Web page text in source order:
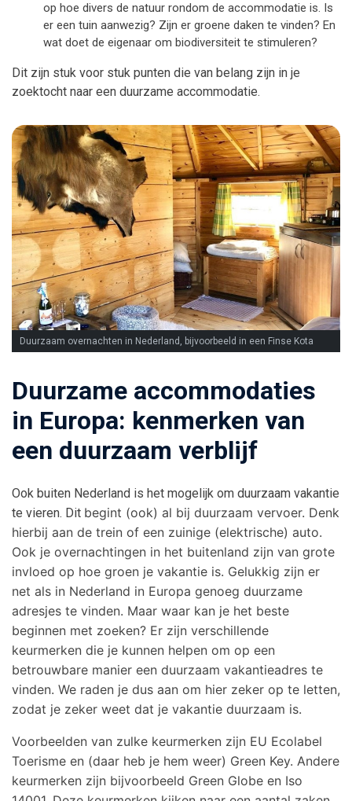
op hoe divers de natuur rondom de accommodatie is. Is
er een tuin aanwezig? Zijn er groene daken te vinden? En
wat doet de eigenaar om biodiversiteit te stimuleren?
Dit zijn stuk voor stuk punten die van belang zijn in je
zoektocht naar een duurzame accommodatie.
Duurzaam overnachten in Nederland, bijvoorbeeld in een Finse Kota
Duurzame accommodaties
in Europa: kenmerken van
een duurzaam verblijf
Ook buiten Nederland is het mogelijk om duurzaam vakantie
te vieren. Dit begint (ook) al bij duurzaam vervoer. Denk
hierbij aan de trein of een zuinige (elektrische) auto.
Ook je overnachtingen in het buitenland zijn van grote
invloed op hoe groen je vakantie is. Gelukkig zijn er
net als in Nederland in Europa genoeg duurzame
adresjes te vinden. Maar waar kan je het beste
beginnen met zoeken? Er zijn verschillende
keurmerken die je kunnen helpen om op een
betrouwbare manier een duurzaam vakantieadres te
vinden. We raden je dus aan om hier zeker op te letten,
zodat je zeker weet dat je vakantie duurzaam is.
Voorbeelden van zulke keurmerken zijn EU Ecolabel
Toerisme en (daar heb je hem weer) Green Key. Andere
keurmerken zijn bijvoorbeeld Green Globe en Iso